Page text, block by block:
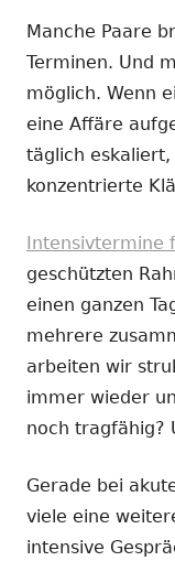
Manche Paare
Terminen. Und
möglich. Wenn
eine Affäre
täglich
konzentrierte
Intensivtermine
geschützten
einen ganzen
mehrere
arbeiten wir
immer wieder
noch tragfähig?
Gerade bei
viele eine
intensive